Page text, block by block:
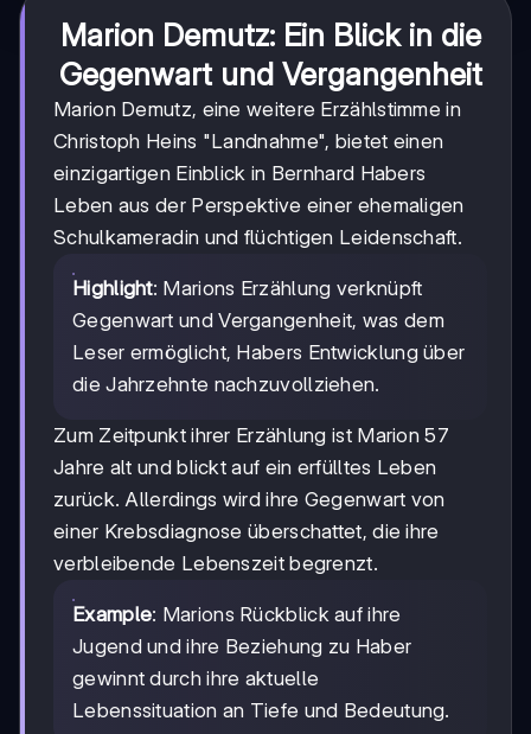
Marion Demutz: Ein Blick in die
Gegenwart und Vergangenheit
Marion Demutz, eine weitere Erzählstimme in
Christoph Heins "Landnahme", bietet einen
einzigartigen Einblick in Bernhard Habers
Leben aus der Perspektive einer ehemaligen
Schulkameradin und flüchtigen Leidenschaft.
Highlight: Marions Erzählung verknüpft
Gegenwart und Vergangenheit, was dem
Leser ermöglicht, Habers Entwicklung über
die Jahrzehnte nachzuvollziehen.
Zum Zeitpunkt ihrer Erzählung ist Marion 57
Jahre alt und blickt auf ein erfülltes Leben
zurück. Allerdings wird ihre Gegenwart von
einer Krebsdiagnose überschattet, die ihre
verbleibende Lebenszeit begrenzt.
Example: Marions Rückblick auf ihre
Jugend und ihre Beziehung zu Haber
gewinnt durch ihre aktuelle
Lebenssituation an Tiefe und Bedeutung.